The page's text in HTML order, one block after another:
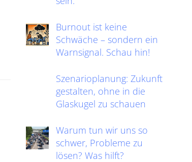
Burnout ist keine
Schwäche – sondern ein
Warnsignal. Schau hin!
Szenarioplanung: Zukunft
gestalten, ohne in die
Glaskugel zu schauen
Warum tun wir uns so
schwer, Probleme zu
lösen? Was hilft?